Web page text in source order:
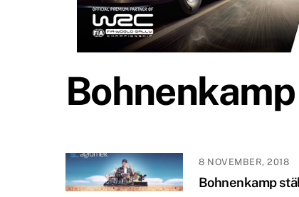
Bohnenkamp
8 NOVEMBER, 2018
Bohnenkamp